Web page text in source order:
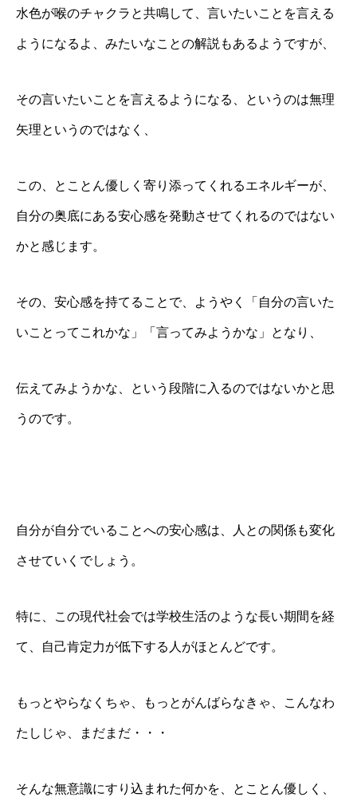
水色が喉のチャクラと共鳴して、言いたいことを言える
ようになるよ、みたいなことの解説もあるようですが、
その言いたいことを言えるようになる、というのは無理
矢理というのではなく、
この、とことん優しく寄り添ってくれるエネルギーが、
自分の奥底にある安心感を発動させてくれるのではない
かと感じます。
その、安心感を持てることで、ようやく「自分の言いた
いことってこれかな」「言ってみようかな」となり、
伝えてみようかな、という段階に入るのではないかと思
うのです。
自分が自分でいることへの安心感は、人との関係も変化
させていくでしょう。
特に、この現代社会では学校生活のような長い期間を経
て、自己肯定力が低下する人がほとんどです。
もっとやらなくちゃ、もっとがんばらなきゃ、こんなわ
たしじゃ、まだまだ・・・
そんな無意識にすり込まれた何かを、とことん優しく、